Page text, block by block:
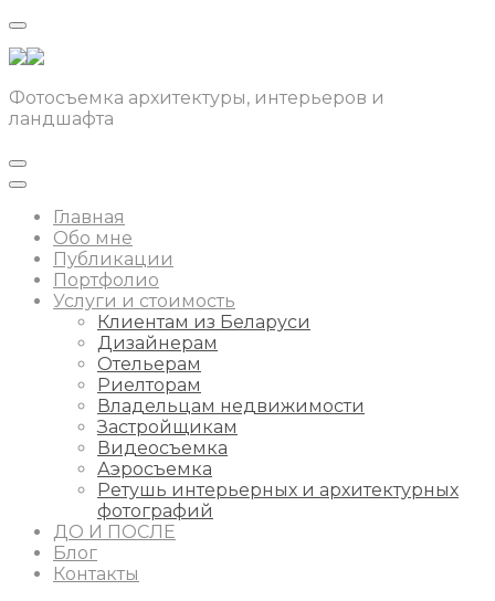
Фотосъемка архитектуры, интерьеров и
ландшафта
Главная
Обо мне
Публикации
Портфолио
Услуги и стоимость
Клиентам из Беларуси
Дизайнерам
Отельерам
Риелторам
Владельцам недвижимости
Застройщикам
Видеосъемка
Аэросъемка
Ретушь интерьерных и архитектурных
фотографий
ДО И ПОСЛЕ
Блог
Контакты